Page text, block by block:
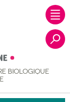
BIOLOGIQUE